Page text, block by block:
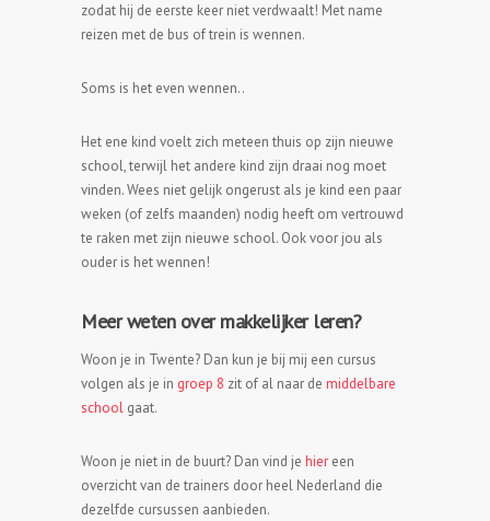
zodat hij de eerste keer niet verdwaalt! Met name
reizen met de bus of trein is wennen.
Soms is het even wennen..
Het ene kind voelt zich meteen thuis op zijn nieuwe
school, terwijl het andere kind zijn draai nog moet
vinden. Wees niet gelijk ongerust als je kind een paar
weken (of zelfs maanden) nodig heeft om vertrouwd
te raken met zijn nieuwe school. Ook voor jou als
ouder is het wennen!
Meer weten over makkelijker leren?
Woon je in Twente? Dan kun je bij mij een cursus
volgen als je in groep 8 zit of al naar de middelbare
school gaat.
Woon je niet in de buurt? Dan vind je hier een
overzicht van de trainers door heel Nederland die
dezelfde cursussen aanbieden.